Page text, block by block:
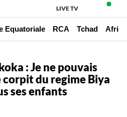
LIVE TV
Equatoriale RCA Tchad
: Je ne pouvais
corpit du regime Biya
ses enfants